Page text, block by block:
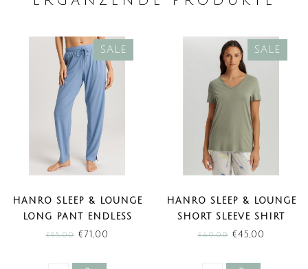
SALE
HANRO SLEEP & LOUNGE
LONG PANT ENDLESS
BLUE (SALE)
€95,00€71,00
SALE
HANRO SLEEP & LOUNGE
SHORT SLEEVE SHIRT
CHRYSTAL GREEN (SALE)
€60,00€45,00